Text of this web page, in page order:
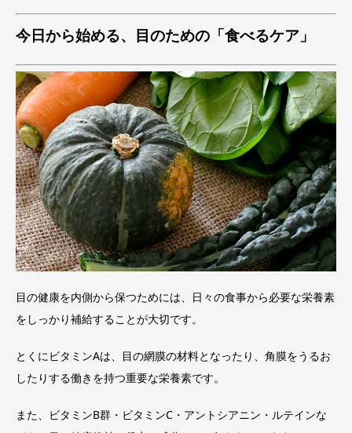
今日から始める、目のための「食べるケア」
目の健康を内側から保つためには、日々の食事から必要な栄養素
をしっかり補給することが大切です。
とくにビタミンAは、目の網膜の材料となったり、角膜をうるお
したりする働きを持つ重要な栄養素です。
また、ビタミンB群・ビタミンC・アントシアニン・ルテインな